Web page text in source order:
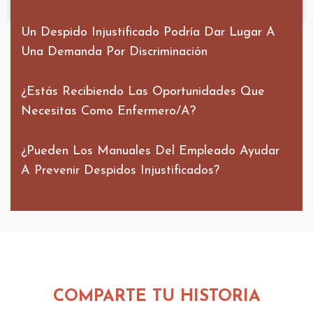
Un Despido Injustificado Podría Dar Lugar A
Una Demanda Por Discriminación
¿Estás Recibiendo Las Oportunidades Que
Necesitas Como Enfermero/a?
¿Pueden Los Manuales Del Empleado Ayudar
A Prevenir Despidos Injustificados?
COMPARTE TU HISTORIA